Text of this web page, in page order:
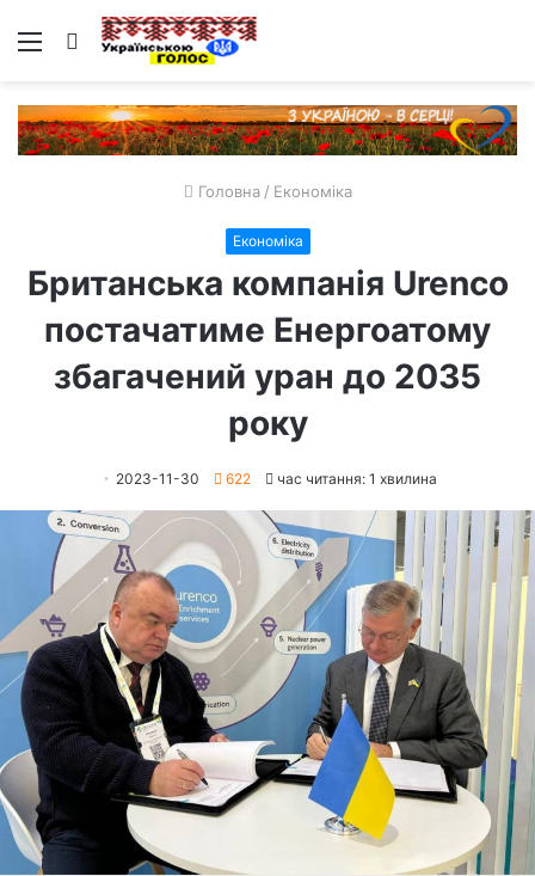
Меню Пошук
Головна / Економіка
Економіка
Британська компанія Urenco
постачатиме Енергоатому
збагачений уран до 2035
року
2023-11-30 622 час читання: 1 хвилина